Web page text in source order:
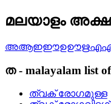
മലയാളം
അആഇഈഉഊഋഎ
ത- malayalam list
ത്വക്‌ രോഗമുള്ള